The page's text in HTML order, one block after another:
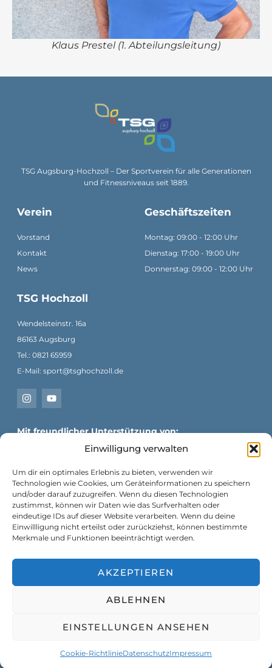
Einwilligung verwalten
Um dir ein optimales Erlebnis zu bieten, verwenden wir
Technologien wie Cookies, um Geräteinformationen zu speichern
und/oder darauf zuzugreifen. Wenn du diesen Technologien
zustimmst, können wir Daten wie das Surfverhalten oder
eindeutige IDs auf dieser Website verarbeiten. Wenn du deine
Einwillligung nicht erteilst oder zurückziehst, können bestimmte
Merkmale und Funktionen beeinträchtigt werden.
AKZEPTIEREN
ABLEHNEN
EINSTELLUNGEN ANSEHEN
Cookie-RichtlinieDatenschutzImpressum
Klaus Prestel (1. Abteilungsleitung)
TSG Augsburg-Hochzoll – Der Sportverein für alle Generationen
und Fitnessniveaus seit 1889.
Verein
Vorstand
Kontakt
News
Geschäftszeiten
Montag: 09:00 - 12:00 Uhr
Dienstag: 17:00 - 19:00 Uhr
Donnerstag: 09:00 - 12:00 Uhr
TSG Hochzoll
Wendelsteinstr. 16a
86163 Augsburg
Tel.: 0821 65959
E-Mail: sport@tsghochzoll.de
Mit freundlicher Unterstützung von:
Copyright © 2026 – Entwickelt vonUnite2Link
DatenschutzCookie Policy